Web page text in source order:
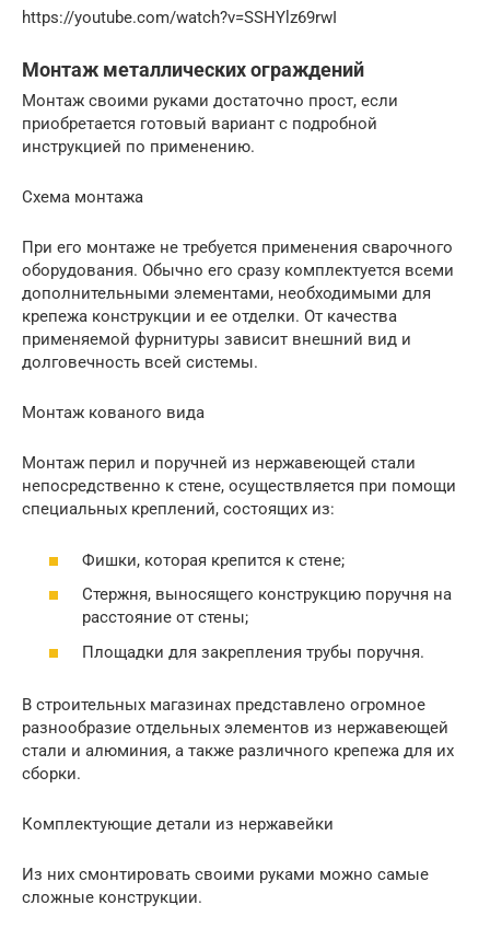
https://youtube.com/watch?v=SSHYlz69rwI
Монтаж металлических ограждений
Монтаж своими руками достаточно прост, если
приобретается готовый вариант с подробной
инструкцией по применению.
Схема монтажа
При его монтаже не требуется применения сварочного
оборудования. Обычно его сразу комплектуется всеми
дополнительными элементами, необходимыми для
крепежа конструкции и ее отделки. От качества
применяемой фурнитуры зависит внешний вид и
долговечность всей системы.
Монтаж кованого вида
Монтаж перил и поручней из нержавеющей стали
непосредственно к стене, осуществляется при помощи
специальных креплений, состоящих из:
Фишки, которая крепится к стене;
Стержня, выносящего конструкцию поручня на
расстояние от стены;
Площадки для закрепления трубы поручня.
В строительных магазинах представлено огромное
разнообразие отдельных элементов из нержавеющей
стали и алюминия, а также различного крепежа для их
сборки.
Комплектующие детали из нержавейки
Из них смонтировать своими руками можно самые
сложные конструкции.